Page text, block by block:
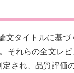
文タイトルに基づ
それらの全文レビ
され、品質評価